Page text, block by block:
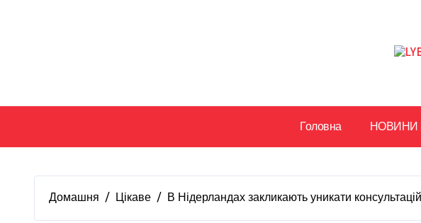
Головна НОВИНИ
Домашня Цікаве В Нідерландах закликають уникати